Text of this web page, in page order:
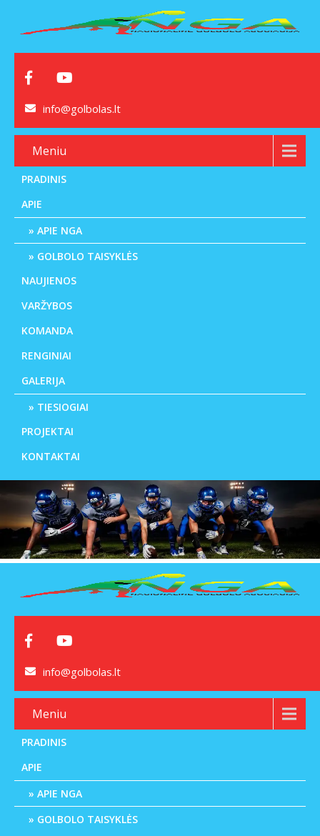
info@golbolas.lt
Meniu
PRADINIS
APIE
APIE NGA
GOLBOLO TAISYKLĖS
NAUJIENOS
VARŽYBOS
KOMANDA
RENGINIAI
GALERIJA
TIESIOGIAI
PROJEKTAI
KONTAKTAI
info@golbolas.lt
Meniu
PRADINIS
APIE
APIE NGA
GOLBOLO TAISYKLĖS